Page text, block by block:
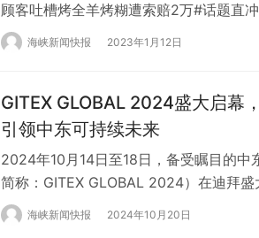
顾客吐槽烤全羊烤糊遭索赔2万#话题直
起看看吧。2022年8月26日，顾客韩先
海峡新闻快报 2023年1月12日
GITEX GLOBAL 2024盛大启幕
引领中东可持续未来
2024年10月14日至18日，备受瞩目的中
简称：GITEX GLOBAL 2024）在迪拜
最广的科技盛会之一，GITEX GLOBAL
行业领袖、学术研究和开发人员，共同
海峡新闻快报 2024年10月20日